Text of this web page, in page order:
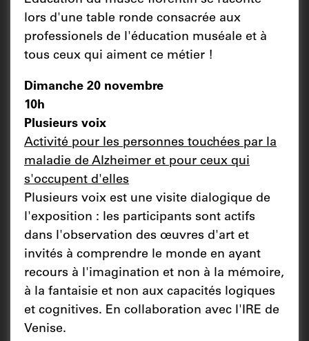
lors d'une table ronde consacrée aux
professionels de l'éducation muséale et à
tous ceux qui aiment ce métier !
Dimanche 20 novembre
10h
Plusieurs voix
Activité pour les personnes touchées par la
maladie de Alzheimer et pour ceux qui
s'occupent d'elles
Plusieurs voix est une visite dialogique de
l'exposition : les participants sont actifs
dans l'observation des œuvres d'art et
invités à comprendre le monde en ayant
recours à l'imagination et non à la mémoire,
à la fantaisie et non aux capacités logiques
et cognitives. En collaboration avec l'IRE de
Venise.